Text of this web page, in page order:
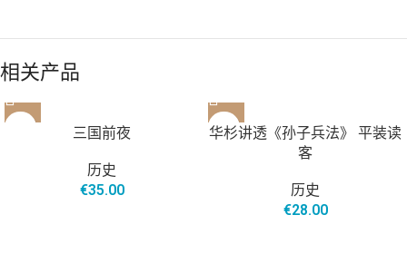
相关产品
三国前夜
历史
€35.00
华杉讲透《孙子兵法》 平装读
客
历史
€28.00